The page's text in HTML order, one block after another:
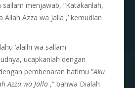
sallam menjawab, “Katakanlah,
Allah Azza wa Jalla ,’ kemudian
‘alaihi wa sallam
ucapkanlah dengan
pembenaran hatimu ”Aku
Azza wa Jalla ,” bahwa Dialah